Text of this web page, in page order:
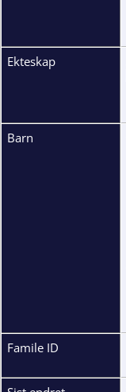
Ekteskap
Barn
Famile ID